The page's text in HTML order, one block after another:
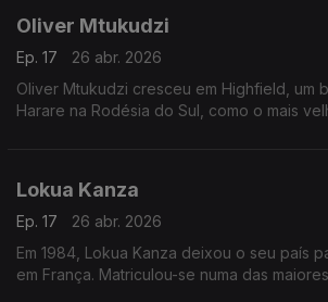
Oliver Mtukudzi
Ep. 17
26 abr. 2026
Oliver Mtukudzi cresceu em Highfield, um
Harare na Rodésia do Sul, como o mais
Lokua Kanza
Ep. 17
26 abr. 2026
Em 1984, Lokua Kanza deixou o seu país
em França. Matriculou-se numa das